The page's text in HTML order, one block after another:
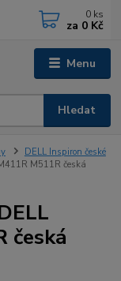
Menu
Hledat
0 ks
za 0 Kč
DELL Inspiron české
M511R česká
česká